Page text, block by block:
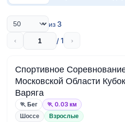
из 3
‹ / 1 ›
Спортивное
Московской Области Кубок
Варяга
🏃 Бег 🏃 0.03 км
Шоссе Взрослые